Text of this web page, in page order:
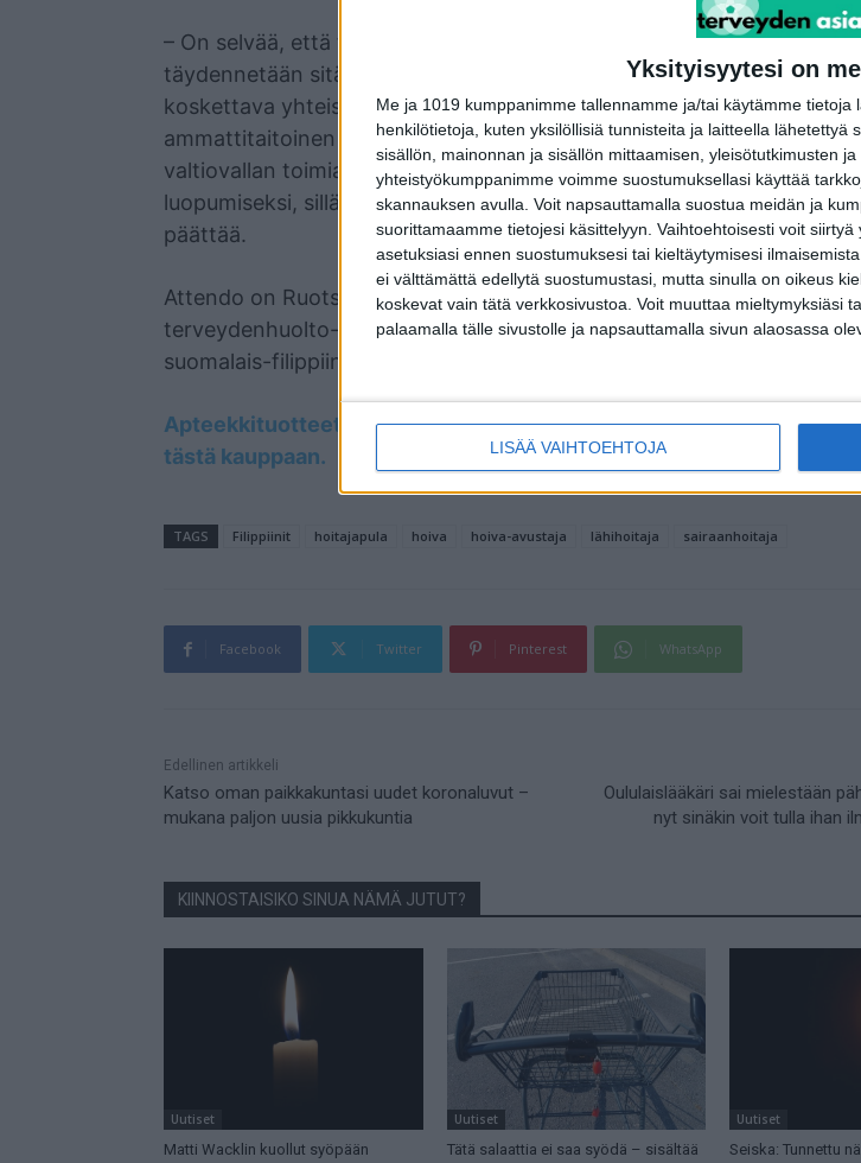
Yksityisyytesi on
Me ja 1019 kumppanimme tallennamme ja/tai käytämme
henkilötietoja, kuten yksilöllisiä tunnisteita ja laitteella lähetettyä
sisällön, mainonnan ja sisällön mittaamisen, yleisötutkimusten
yhteistyökumppanimme voimme suostumuksellasi käyttää
skannauksen avulla. Voit napsauttamalla suostua meidän ja
suorittamaamme tietojesi käsittelyyn. Vaihtoehtoisesti voit
asetuksiasi ennen suostumuksesi tai kieltäytymisesi
ei välttämättä edellytä suostumustasi, mutta sinulla on oikeus
koskevat vain tätä verkkosivustoa. Voit muuttaa mieltymyksiäsi
palaamalla tälle sivustolle ja napsauttamalla sivun alaosassa
LISÄÄ VAIHTOEHTOJA
– On selvää, että filippiiniläisillä hoitajilla ei korvata paikallista
täydennetään sitä. Hoitajapula on ikääntyvässä Suomessa meitä
koskettava yhteiskunnallinen kysymys, joka vaatii toimenpiteitä, jotta
ammattitaitoinen ja riittävä henkilöstömäärä saadaan turvattua.
valtiovallan toimia EU:n ulkopuolelta saapuvan työvoiman
luopumiseksi, sillä hoitajapulaan on löydettävä hyvin nopeasti
päättää.
Attendo on Ruotsissa vuonna 1985 perustettu Pohjoismaiden suurin
terveydenhuolto- ja hoivapalveluyritys. Henkilöstöpalvelu Silkkitie Oy
suomalais-filippiiniläinen perheyhtiö.
Apteekkituotteet nopeasti ja luotettavasti suomalaisesta
tästä kauppaan.
TAGS Filippiinit hoitajapula hoiva hoiva-avustaja lähihoitaja sairaanhoitaja
Facebook Twitter Pinterest WhatsApp
Mainos
Edellinen artikkeli
Katso oman paikkakuntasi uudet koronaluvut –
mukana paljon uusia pikkukuntia
Oululaislääkäri sai mielestään
nyt sinäkin voit tulla ihan
KIINNOSTAISIKO SINUA NÄMÄ JUTUT?
Uutiset
Matti Wacklin kuollut syöpään
Uutiset
Tätä salaattia ei saa syödä – sisältää
Uutiset
Seiska: Tunnettu